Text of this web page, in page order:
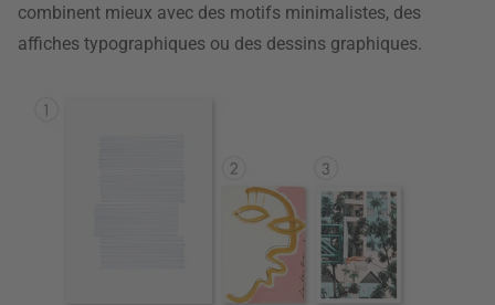
combinent mieux avec des motifs minimalistes, des
affiches typographiques ou des dessins graphiques.